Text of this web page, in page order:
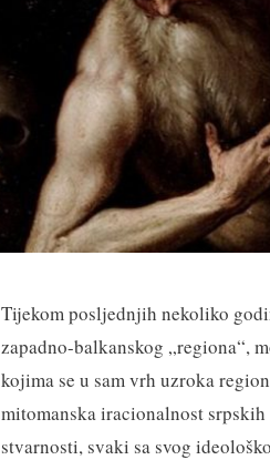
Tijekom posljednjih nekoliko
zapadno-balkanskog „regiona“,
kojima se u sam vrh uzroka
mitomanska iracionalnost
stvarnosti, svaki sa svog